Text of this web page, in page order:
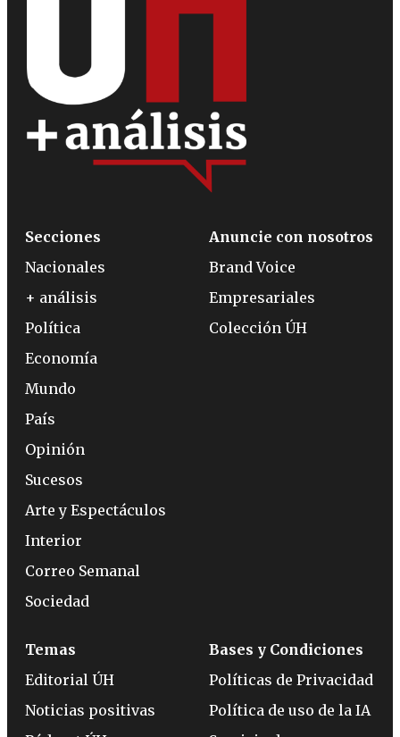
Secciones
Nacionales
+ análisis
Política
Economía
Mundo
País
Opinión
Sucesos
Arte y Espectáculos
Interior
Correo Semanal
Sociedad
Anuncie con nosotros
Brand Voice
Empresariales
Colección ÚH
Temas
Editorial ÚH
Noticias positivas
Bases y Condiciones
Políticas de Privacidad
Política de uso de la IA